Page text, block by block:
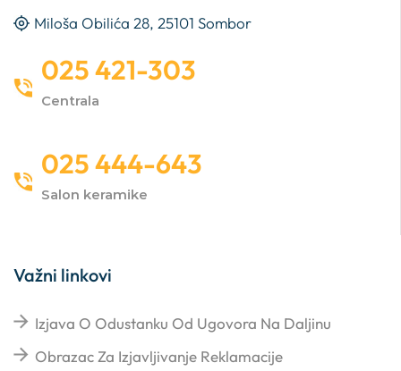
Miloša Obilića 28, 25101 Sombor
025 421-303
Centrala
025 444-643
Salon keramike
Važni linkovi
Izjava O Odustanku Od Ugovora Na Daljinu
Obrazac Za Izjavljivanje Reklamacije